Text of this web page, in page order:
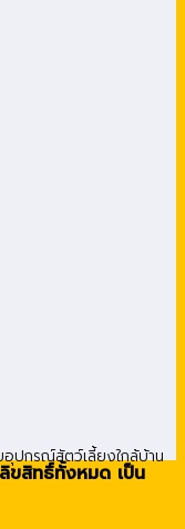
อุปกรณ์สัตว์เลี้ยงใกล้บ้าน
ขสิทธิ์ทั้งหมด เป็น